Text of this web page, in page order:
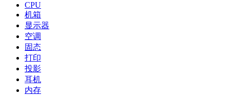
CPU
机箱
显示器
空调
固态
打印
投影
耳机
内存